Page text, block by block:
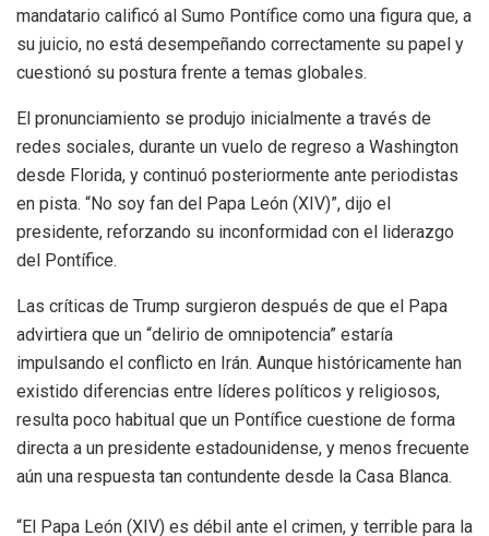
mandatario calificó al Sumo Pontífice como una figura que, a
su juicio, no está desempeñando correctamente su papel y
cuestionó su postura frente a temas globales.
El pronunciamiento se produjo inicialmente a través de
redes sociales, durante un vuelo de regreso a Washington
desde Florida, y continuó posteriormente ante periodistas
en pista. “No soy fan del Papa León (XIV)”, dijo el
presidente, reforzando su inconformidad con el liderazgo
del Pontífice.
Las críticas de Trump surgieron después de que el Papa
advirtiera que un “delirio de omnipotencia” estaría
impulsando el conflicto en Irán. Aunque históricamente han
existido diferencias entre líderes políticos y religiosos,
resulta poco habitual que un Pontífice cuestione de forma
directa a un presidente estadounidense, y menos frecuente
aún una respuesta tan contundente desde la Casa Blanca.
“El Papa León (XIV) es débil ante el crimen, y terrible para la